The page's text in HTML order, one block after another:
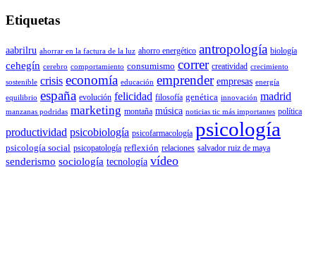
Etiquetas
aabrilru ahorrar en la factura de la luz ahorro energético antropología biología
cehegín cerebro comportamiento consumismo correr creatividad crecimiento
sostenible crisis economía educación emprender empresas energía
equilibrio españa evolución felicidad filosofía genética innovación madrid
manzanas podridas marketing montaña música noticias tic más importantes política
productividad psicobiología psicofarmacología psicología
psicología social psicopatología reflexión relaciones salvador ruiz de maya
senderismo sociología tecnología vídeo